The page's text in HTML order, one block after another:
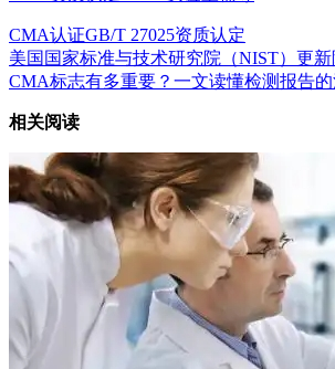
CMA认证GB/T 27025资质认定
美国国家标准与技术研究院（NIST）更新
CMA标志有多重要？一文读懂检测报告
相关阅读